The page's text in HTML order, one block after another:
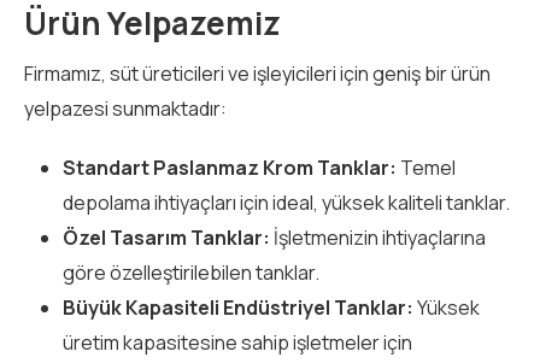
Ürün Yelpazemiz
Firmamız, süt üreticileri ve işleyicileri için geniş bir ürün
yelpazesi sunmaktadır:
Standart Paslanmaz Krom Tanklar: Temel
depolama ihtiyaçları için ideal, yüksek kaliteli tanklar.
Özel Tasarım Tanklar: İşletmenizin ihtiyaçlarına
göre özelleştirilebilen tanklar.
Büyük Kapasiteli Endüstriyel Tanklar: Yüksek
üretim kapasitesine sahip işletmeler için